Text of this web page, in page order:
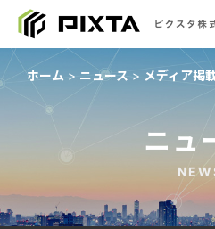
ホーム ニュース メディア掲
ニュ